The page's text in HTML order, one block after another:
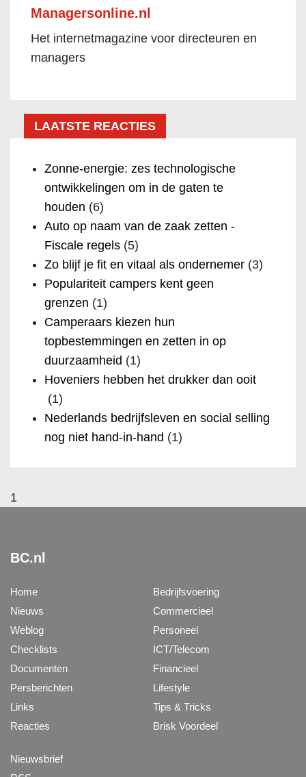
Managersonline.nl
Het internetmagazine voor directeuren en
managers
LAATSTE REACTIES
Zonne-energie: zes technologische
ontwikkelingen om in de gaten te
houden (6)
Auto op naam van de zaak zetten -
Fiscale regels (5)
Zo blijf je fit en vitaal als ondernemer (3)
Populariteit campers kent geen
grenzen (1)
Camperaars kiezen hun
topbestemmingen en zetten in op
duurzaamheid (1)
Hoveniers hebben het drukker dan ooit
(1)
Nederlands bedrijfsleven en social selling
nog niet hand-in-hand (1)
1
BC.nl
Home
Nieuws
Weblog
Checklists
Documenten
Persberichten
Links
Reacties
Bedrijfsvoering
Commercieel
Personeel
ICT/Telecom
Financieel
Lifestyle
Tips & Tricks
Brisk Voordeel
Nieuwsbrief